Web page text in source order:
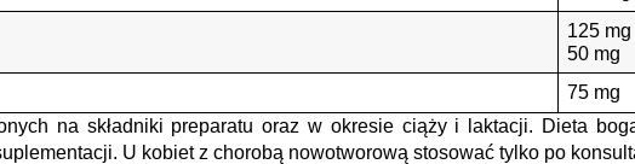
125 mg
50 mg
75 mg
na składniki preparatu oraz w okresie ciąży i laktacji. Dieta
U kobiet z chorobą nowotworową stosować tylko po